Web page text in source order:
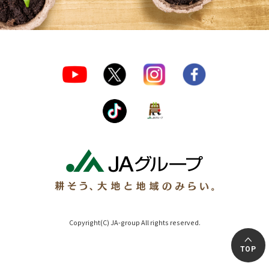
Copyright(C) JA-group All rights reserved.
TOP